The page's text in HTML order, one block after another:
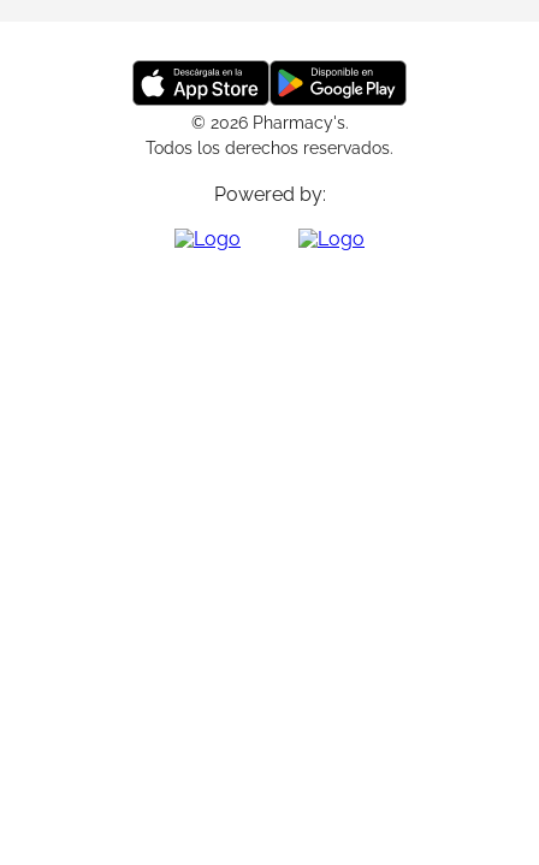
© 2026 Pharmacy's.
Todos los derechos reservados.
Powered by: